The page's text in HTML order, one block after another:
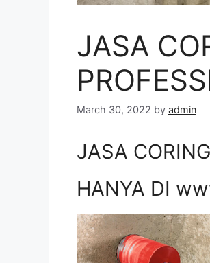
JASA
March 30, 2022 by admin
JASA
HANYA DI